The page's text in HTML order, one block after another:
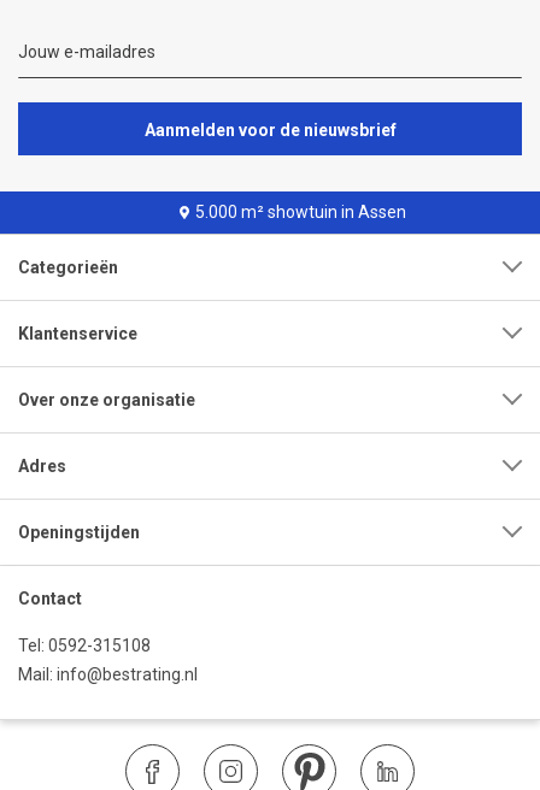
Aanmelden voor de nieuwsbrief
5.000 m² showtuin in Assen
Categorieën
Klantenservice
Over onze organisatie
Adres
Openingstijden
Contact
Tel: 0592-315108
Mail: info@bestrating.nl